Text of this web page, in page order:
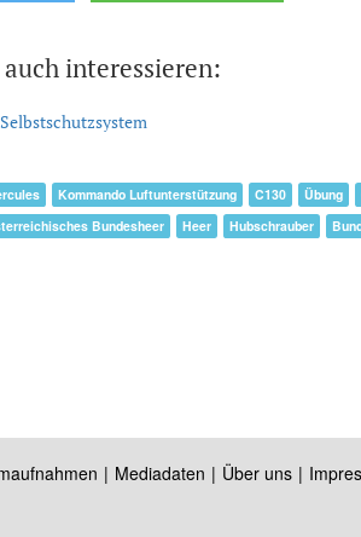
interessieren:
Kommando Luftunterstützung C130 Übung
Bundesheer Heer Hubschrauber
Mediadaten Über uns